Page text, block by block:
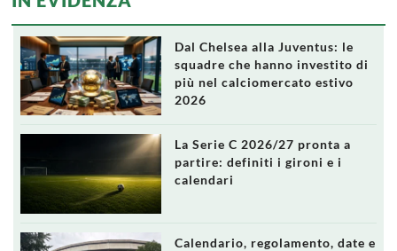
Dal Chelsea alla Juventus: le
squadre che hanno investito di
più nel calciomercato estivo
2026
La Serie C 2026/27 pronta a
partire: definiti i gironi e i
calendari
Calendario, regolamento, date e